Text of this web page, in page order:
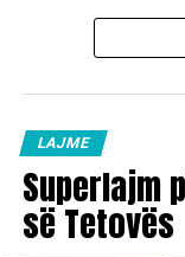
LAJME
Superlajm
së Tetovës